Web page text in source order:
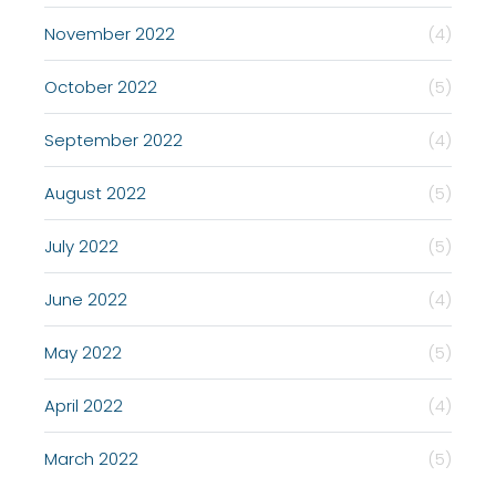
November 2022 (4)
October 2022 (5)
September 2022 (4)
August 2022 (5)
July 2022 (5)
June 2022 (4)
May 2022 (5)
April 2022 (4)
March 2022 (5)